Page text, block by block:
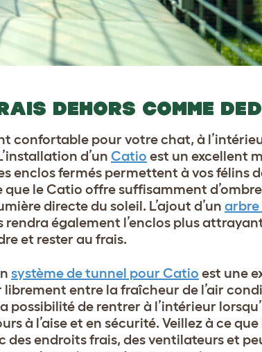
DEHORS COMME
confortable pour votre chat, à
d’un Catio est un excellent
enclos fermés permettent à vos félins
que le Catio offre suffisamment
directe du soleil. L’ajout d’un arbre
rendra également l’enclos plus
et rester au frais.
système de tunnel pour Catio est une
entre la fraîcheur de l’air
possibilité de rentrer à l’intérieur
à l’aise et en sécurité. Veillez à ce
endroits frais, des ventilateurs et